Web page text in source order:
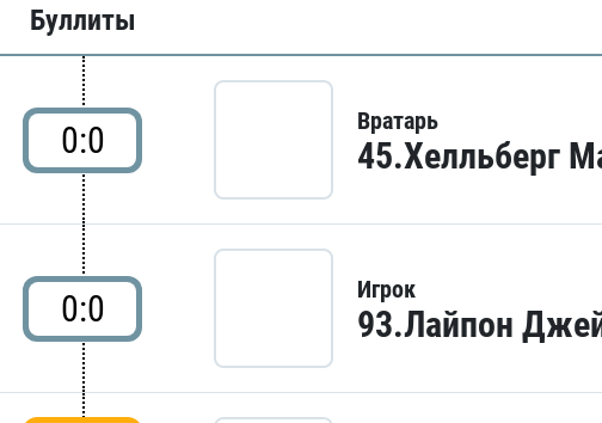
Буллиты
0:0 Вратарь
45.Хелльберг
0:0 Игрок
93.Лайпон